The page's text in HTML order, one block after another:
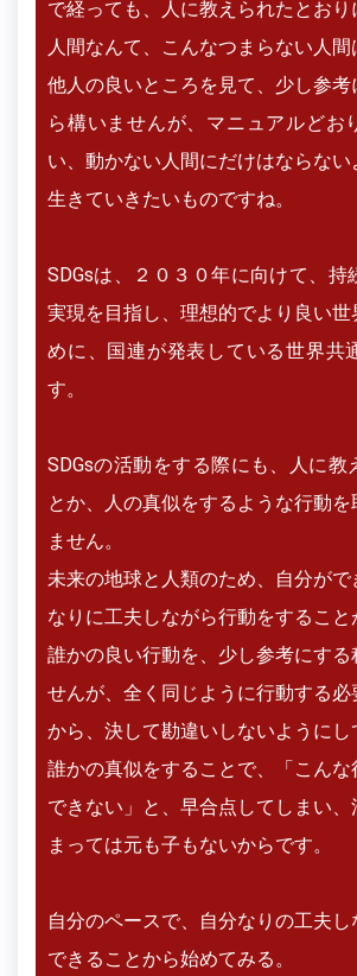
で経っても、人に教えられたとお
人間なんて、こんなつまらない人間
他人の良いところを見て、少し参考
ら構いませんが、マニュアルどお
い、動かない人間にだけはならない
生きていきたいものですね。
SDGsは、２０３０年に向けて、持
実現を目指し、理想的でより良い世
めに、国連が発表している世界共
す。
SDGsの活動をする際にも、人に教
とか、人の真似をするような行動を
ません。
未来の地球と人類のため、自分が
なりに工夫しながら行動をすること
誰かの良い行動を、少し参考にする
せんが、全く同じように行動する必
から、決して勘違いしないようにし
誰かの真似をすることで、「こんな
できない」と、早合点してしまい、
まっては元も子もないからです。
自分のペースで、自分なりの工夫
できることから始めてみる。